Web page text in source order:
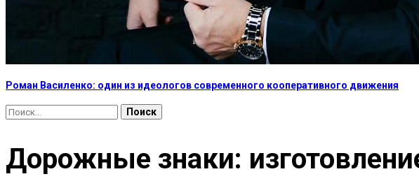
Роман Василенко: один из идеологов современного кооперативного движения
Найти:
Дорожные знаки: